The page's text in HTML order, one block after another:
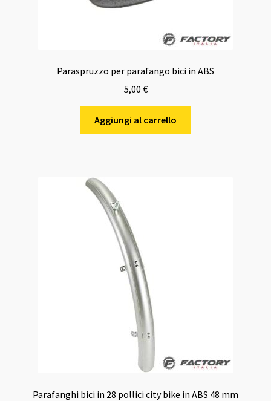
Paraspruzzo per parafango bici in ABS
5,00 €
Aggiungi al carrello
Parafanghi bici in 28 pollici city bike in ABS 48 mm